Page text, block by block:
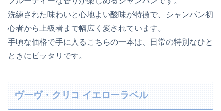
洗練された味わいと心地よい酸味が特徴で、シャンパン初
心者から上級者まで幅広く愛されています。
手頃な価格で手に入るこちらの一本は、日常の特別なひと
ときにピッタリです。
ヴーヴ・クリコ イエローラベル